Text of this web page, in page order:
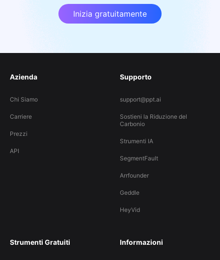
Inizia gratuitamente
Azienda
Chi Siamo
Carriere
Prezzi
API
Supporto
support@ppt.ai
Sostieni la Riduzione del
Carbonio
Strumenti IA
SegmentFault
Arrfounder
Geddle
HeyVid
Strumenti Gratuiti Informazioni